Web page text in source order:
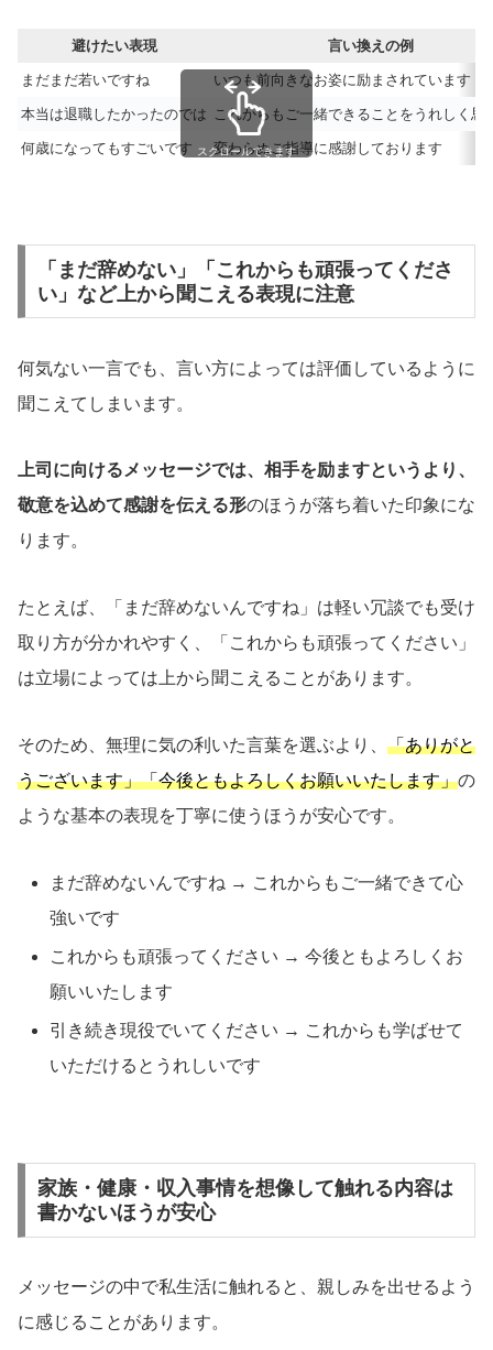
避けたい表現 言い換えの例
まだまだ若いですね いつも前向きなお姿に励まされています
本当は退職したかったのでは これからもご一緒できることをうれしく思
何歳になってもすごいです 変わらぬご指導に感謝しております
スクロールできます
「まだ辞めない」「これからも頑張ってくださ
い」など上から聞こえる表現に注意
何気ない一言でも、言い方によっては評価しているように
聞こえてしまいます。
上司に向けるメッセージでは、相手を励ますというより、
敬意を込めて感謝を伝える形のほうが落ち着いた印象にな
ります。
たとえば、「まだ辞めないんですね」は軽い冗談でも受け
取り方が分かれやすく、「これからも頑張ってください」
は立場によっては上から聞こえることがあります。
そのため、無理に気の利いた言葉を選ぶより、 「ありがと
うございます」「今後ともよろしくお願いいたします」の
ような基本の表現を丁寧に使うほうが安心です。
まだ辞めないんですね → これからもご一緒できて心
強いです
これからも頑張ってください → 今後ともよろしくお
願いいたします
引き続き現役でいてください → これからも学ばせて
いただけるとうれしいです
家族・健康・収入事情を想像して触れる内容は
書かないほうが安心
メッセージの中で私生活に触れると、親しみを出せるよう
に感じることがあります。